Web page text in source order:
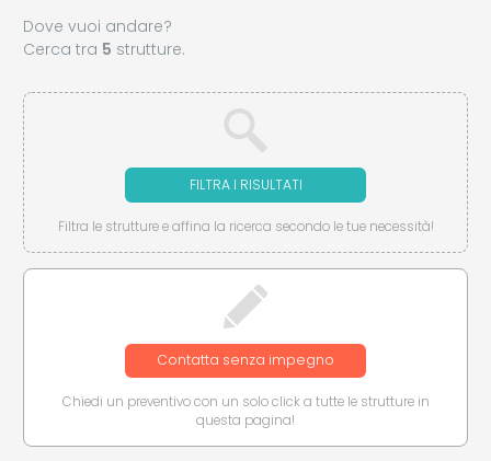
Dove vuoi andare?
Cerca tra 5 strutture.
FILTRA I RISULTATI
Filtra le strutture e affina la ricerca secondo le tue necessità!
Contatta senza impegno
Chiedi un preventivo con un solo click a tutte le strutture in
questa pagina!